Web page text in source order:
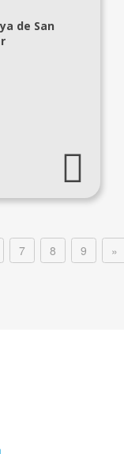
de San
7 8 9 »